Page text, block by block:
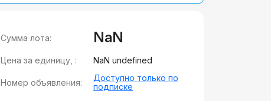
Сумма лота: NaN
Цена за единицу, : NaN undefined
Номер объявления:
Доступно только по
подписке